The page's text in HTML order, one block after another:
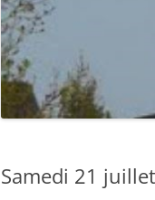
Samedi 21